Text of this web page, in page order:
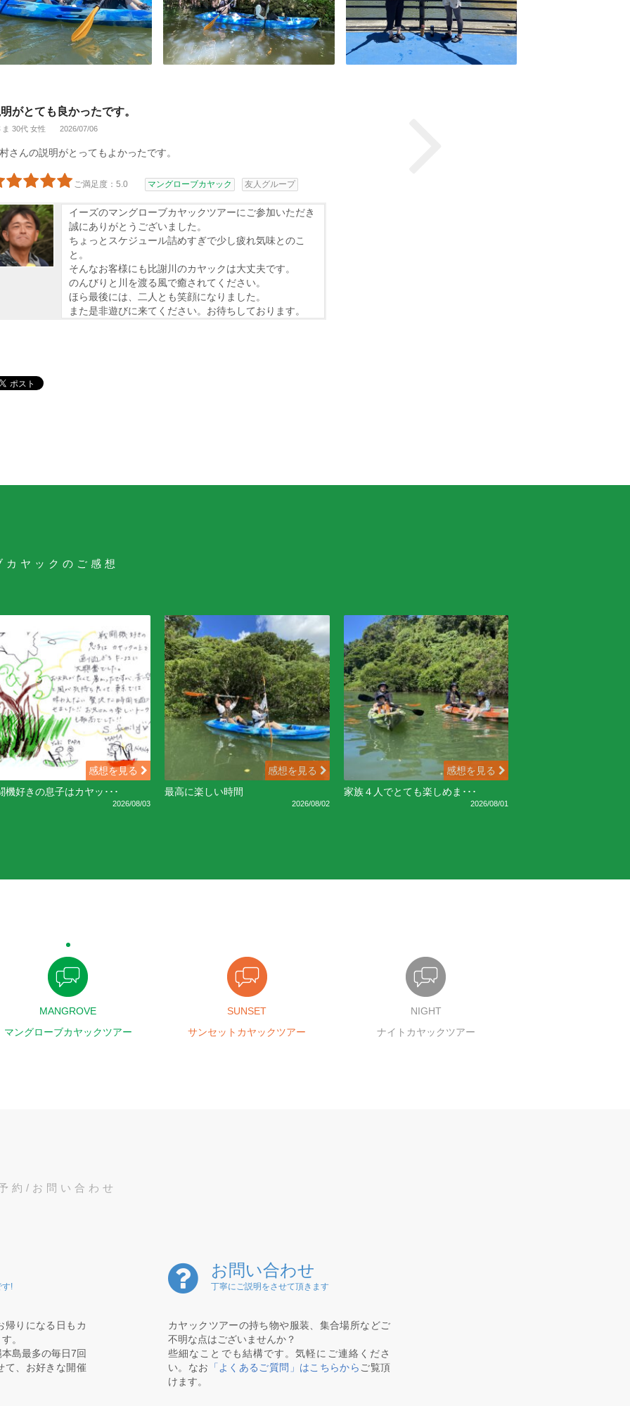
がとても良かったです。
ま 30代 女性 2026/07/06
さんの説明がとってもよかったです。
ご満足度：5.0 マングローブカヤック 友人グループ
イーズのマングローブカヤックツアーにご参加いただき
誠にありがとうございました。
ちょっとスケジュール詰めすぎで少し疲れ気味とのこ
と。
そんなお客様にも比謝川のカヤックは大丈夫です。
のんびりと川を渡る風で癒されてください。
ほら最後には、二人とも笑顔になりました。
また是非遊びに来てください。お待ちしております。
カヤックのご感想
感想を見る
機好きの息子はカヤッ･･･
2026/08/03
感想を見る
最高に楽しい時間
2026/08/02
感想を見る
家族４人でとても楽しめま･･･
2026/08/01
MANGROVE
マングローブカヤックツアー
SUNSET
サンセットカヤックツアー
NIGHT
ナイトカヤックツアー
約/お問い合わせ
す!
帰りになる日もカ
。
島最多の毎日7回
て、お好きな開催
お問い合わせ
丁寧にご説明をさせて頂きます
カヤックツアーの持ち物や服装、集合場所などご
不明な点はございませんか？
些細なことでも結構です。気軽にご連絡くださ
い。なお 「よくあるご質問」はこちらから ご覧頂
けます。